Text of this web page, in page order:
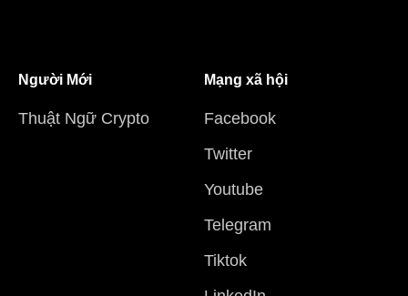
Người Mới
Thuật Ngữ Crypto
Mạng xã hội
Facebook
Twitter
Youtube
Telegram
Tiktok